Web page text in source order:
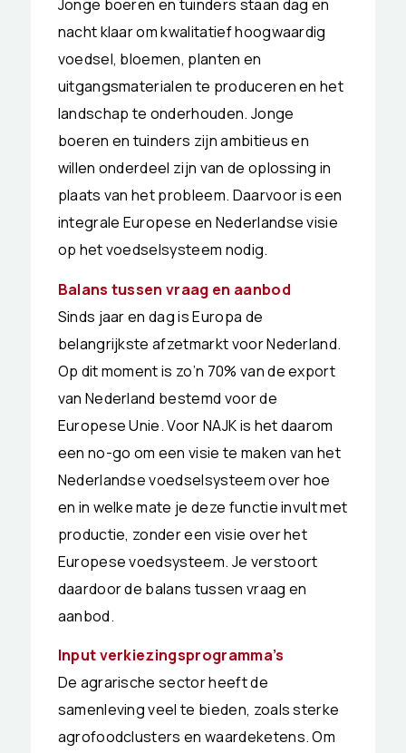
Jonge boeren en tuinders staan dag en
nacht klaar om kwalitatief hoogwaardig
voedsel, bloemen, planten en
uitgangsmaterialen te produceren en het
landschap te onderhouden. Jonge
boeren en tuinders zijn ambitieus en
willen onderdeel zijn van de oplossing in
plaats van het probleem. Daarvoor is een
integrale Europese en Nederlandse visie
op het voedselsysteem nodig.
Balans tussen vraag en aanbod
Sinds jaar en dag is Europa de
belangrijkste afzetmarkt voor Nederland.
Op dit moment is zo’n 70% van de export
van Nederland bestemd voor de
Europese Unie. Voor NAJK is het daarom
een no-go om een visie te maken van het
Nederlandse voedselsysteem over hoe
en in welke mate je deze functie invult met
productie, zonder een visie over het
Europese voedsysteem. Je verstoort
daardoor de balans tussen vraag en
aanbod.
Input verkiezingsprogramma’s
De agrarische sector heeft de
samenleving veel te bieden, zoals sterke
agrofoodclusters en waardeketens. Om